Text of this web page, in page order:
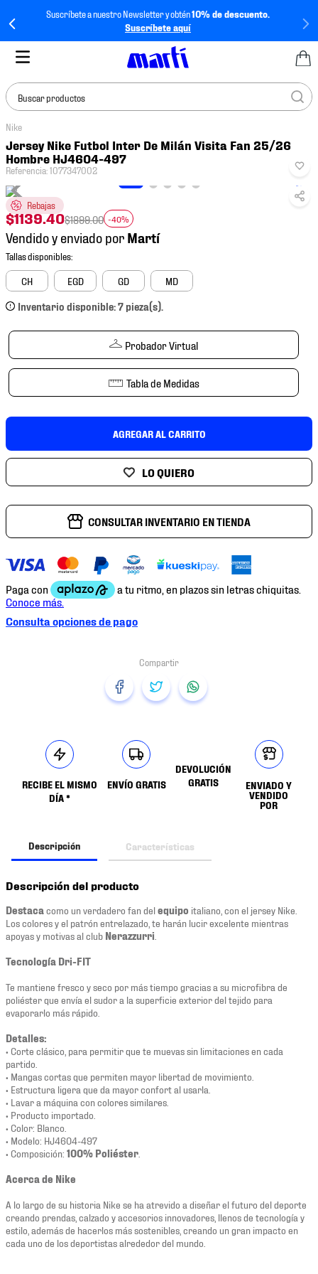
Suscríbete a nuestro Newsletter y obtén10% de descuento.
Suscríbete aquí
Buscar productos
Nike
Jersey Nike Futbol Inter De Milán Visita Fan 25/26
Hombre HJ4604-497
Referencia:1077347002
Rebajas
$1139.40$1899.00 -40%
Vendido y enviado por
CH EGD GD MD
Inventario disponible: 7 pieza(s).
Probador Virtual
Tabla de Medidas
AGREGAR AL CARRITO
CONSULTAR INVENTARIO EN TIENDA
Consulta opciones de pago
RECIBE EL MISMO
DÍA *
ENVÍO GRATIS
DEVOLUCIÓN
GRATIS
ENVIADO Y
VENDIDO
POR
Descripción Características
Descripción del producto
Destaca como un verdadero fan delequipo italiano, con el jersey Nike.
Los colores y el patrón entrelazado, te harán lucir excelente mientras
apoyas y motivas al club Nerazzurri
Tecnología Dri-FIT
Te mantiene fresco y seco por más tiempo gracias a su microfibra de
poliéster que envía el sudor a la superficie exterior del tejido para
evaporarlo más rápido.
Detalles:
• Corte clásico, para permitir que te muevas sin limitaciones en cada
partido.
• Mangas cortas que permiten mayor libertad de movimiento.
• Estructura ligera que da mayor confort al usarla.
• Lavar a máquina con colores similares.
• Producto importado.
• Color: Blanco.
• Modelo: HJ4604-497
• Composición: 100% Poliéster
Acerca de Nike
A lo largo de su historia Nike se ha atrevido a diseñar el futuro del deporte
creando prendas, calzado y accesorios innovadores, llenos de tecnología y
estilo, además de hacerlos más sostenibles, creando un gran impacto en
cada uno de los deportistas alrededor del mundo.
TÉRMINOS MÁS
BUSCADOS
1.
tenis mujer
2.
tenis hombre
3.
tenis
4
tenis futbol
jersey
6.
mochila
10. tenis nike